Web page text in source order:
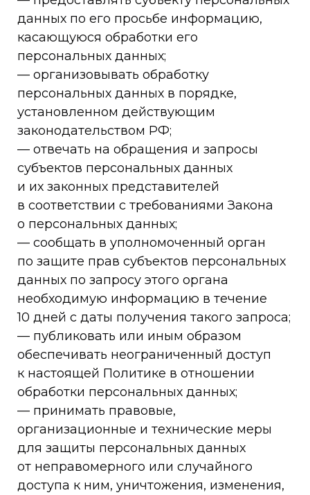
данных по его просьбе информацию,
касающуюся обработки его
персональных данных;
— организовывать обработку
персональных данных в порядке,
установленном действующим
законодательством РФ;
— отвечать на обращения и запросы
субъектов персональных данных
и их законных представителей
в соответствии с требованиями Закона
о персональных данных;
— сообщать в уполномоченный орган
по защите прав субъектов персональных
данных по запросу этого органа
необходимую информацию в течение
10 дней с даты получения такого запроса;
— публиковать или иным образом
обеспечивать неограниченный доступ
к настоящей Политике в отношении
обработки персональных данных;
— принимать правовые,
организационные и технические меры
для защиты персональных данных
от неправомерного или случайного
доступа к ним, уничтожения, изменения,